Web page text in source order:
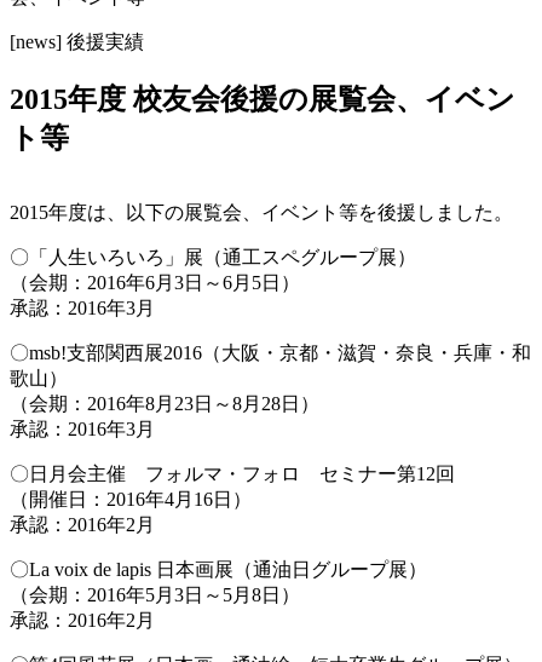
[news] 後援実績
2015年度 校友会後援の展覧会、イベン
ト等
2015年度は、以下の展覧会、イベント等を後援しました。
〇「人生いろいろ」展（通工スペグループ展）
（会期：2016年6月3日～6月5日）
承認：2016年3月
〇msb!支部関西展2016（大阪・京都・滋賀・奈良・兵庫・和
歌山）
（会期：2016年8月23日～8月28日）
承認：2016年3月
〇日月会主催 フォルマ・フォロ セミナー第12回
（開催日：2016年4月16日）
承認：2016年2月
〇La voix de lapis 日本画展（通油日グループ展）
（会期：2016年5月3日～5月8日）
承認：2016年2月